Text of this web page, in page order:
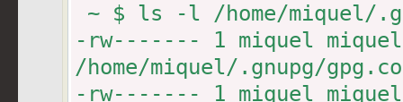
~ $ ls -l /home/miquel/
-rw------- 1 miquel miquel
/home/miquel/.gnupg/
-rw------- 1 miquel